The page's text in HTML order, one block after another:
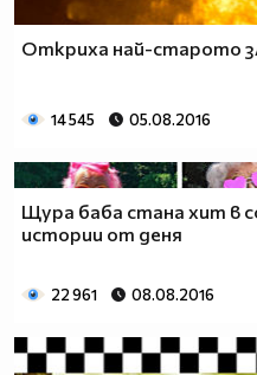
Откриха най-старото
14 545 05.08.2016
Щура баба стана хит в
истории от деня
22 961 08.08.2016